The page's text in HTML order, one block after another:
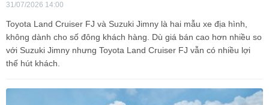
31/07/2026 14:00
Toyota Land Cruiser FJ và Suzuki Jimny là hai mẫu xe địa hình,
không dành cho số đông khách hàng. Dù giá bán cao hơn nhiều so
với Suzuki Jimny nhưng Toyota Land Cruiser FJ vẫn có nhiều lợi
thế hút khách.